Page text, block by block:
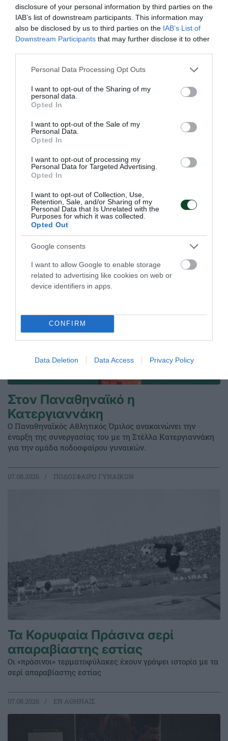
disclosure of your personal information by third parties on the
IAB’s list of downstream participants. This information may
also be disclosed by us to third parties on the IAB’s List of
Downstream Participants that may further disclose it to other
Please note that this website/app uses one or more Google
not limited to your visit or usage behaviour. You may click to
grant or deny consent to Google and its third-party tags to
use your data for below specified purposes in below Google
consent section.
Personal Data Processing Opt Outs
I want to opt-out of the Sharing of my
personal data.
Opted In
I want to opt-out of the Sale of my
Personal Data.
Opted In
I want to opt-out of processing my
Personal Data for Targeted Advertising.
Opted In
I want to opt-out of Collection, Use,
Retention, Sale, and/or Sharing of my
Personal Data that Is Unrelated with the
Purposes for which it was collected.
Opted Out
Google consents
I want to allow Google to enable storage
related to advertising like cookies on web or
device identifiers in apps.
CONFIRM
Data Deletion Data Access Privacy Policy
Πρωταθλητής Ελλάδας ο
Παναθηναϊκός!
Ο Σύλλογος πανηγύρισε το 28ο πρωτάθλημα Ελλάδας στον
στίβο ανδρών και αυτός ήταν συνολικά ο 1867ος τίτλος για
το «τριφύλλι». Στη δεύτερη θέση κατετάγη η ομάδα
γυναικών.
26.07.2026 ΣΤΙΒΟΣ
ΤΕΛΕΥΤΑΙΑ ΝΕΑ
Στον Παναθηναϊκό η
Κατεργιαννάκη
Ο Παναθηναϊκός Αθλητικός Όμιλος ανακοινώνει την
έναρξη της συνεργασίας του με τη Στέλλα Κατεργιαννάκη
για την ομάδα ποδοσφαίρου γυναικών.
07.08.2026 ΠΟΔΟΣΦΑΙΡΟ ΓΥΝΑΙΚΩΝ
Τα Κορυφαία Πράσινα σερί
απαραβίαστης εστίας
Οι «πράσινοι» τερματοφύλακες έχουν γράψει ιστορία με τα
σερί απαραβίαστης εστίας
07.08.2026 EΝ ΑΘΗΝΑΙΣ